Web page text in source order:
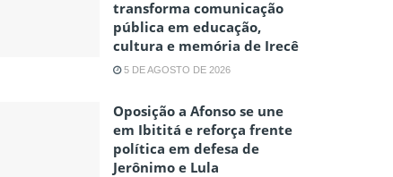
transforma comunicação
pública em educação,
cultura e memória de Irecê
5 DE AGOSTO DE 2026
Oposição a Afonso se une
em Ibititá e reforça frente
política em defesa de
Jerônimo e Lula